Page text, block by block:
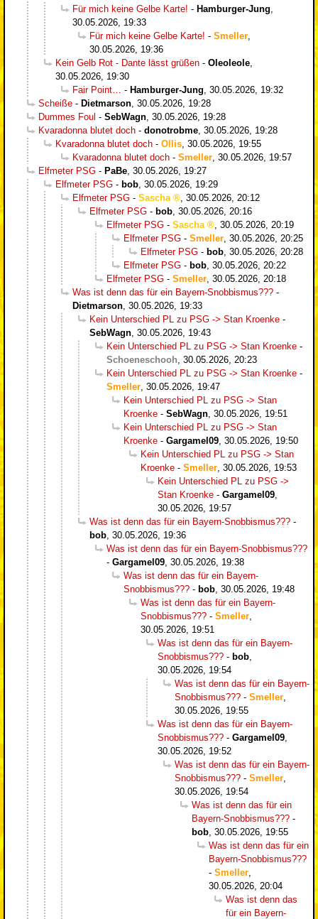
Für mich keine Gelbe Karte! - Hamburger-Jung
30.05.2026, 19:33
Für mich keine Gelbe Karte! - Smeller
30.05.2026, 19:36
Kein Gelb Rot - Dante lässt grüßen - Oleoleole
30.05.2026, 19:30
Fair Point…
- Hamburger-Jung 30.05.2026, 19:32
Scheiße - Dietmarson 30.05.2026, 19:28
Dummes Foul - SebWagn 30.05.2026, 19:28
Kvaradonna blutet doch - donotrobme 30.05.2026, 19:28
Kvaradonna blutet doch - Ollis 30.05.2026, 19:55
Kvaradonna blutet doch - Smeller 30.05.2026, 19:57
Elfmeter PSG - PaBe 30.05.2026, 19:27
Elfmeter PSG - bob 30.05.2026, 19:29
Elfmeter PSG - Sascha
30.05.2026, 20:12
Elfmeter PSG - bob 30.05.2026, 20:16
Elfmeter PSG - Sascha
30.05.2026, 20:19
Elfmeter PSG - Smeller 30.05.2026, 20:25
Elfmeter PSG - bob 30.05.2026, 20:28
Elfmeter PSG - bob 30.05.2026, 20:22
Elfmeter PSG - Smeller 30.05.2026, 20:18
Was ist denn das für ein Bayern-Snobbismus??? -
Dietmarson 30.05.2026, 19:33
Kein Unterschied PL zu PSG -> Stan Kroenke -
SebWagn 30.05.2026, 19:43
Kein Unterschied PL zu PSG -> Stan Kroenke -
Schoeneschooh 30.05.2026, 20:23
Kein Unterschied PL zu PSG -> Stan Kroenke -
Smeller 30.05.2026, 19:47
Kein Unterschied PL zu PSG -> Stan
Kroenke - SebWagn 30.05.2026, 19:51
Kein Unterschied PL zu PSG -> Stan
Kroenke - Gargamel09 30.05.2026, 19:50
Kein Unterschied PL zu PSG -> Stan
Kroenke - Smeller 30.05.2026, 19:53
Kein Unterschied PL zu PSG ->
Stan Kroenke - Gargamel09
30.05.2026, 19:57
Was ist denn das für ein Bayern-Snobbismus??? -
bob 30.05.2026, 19:36
Was ist denn das für ein Bayern-Snobbismus???
- Gargamel09 30.05.2026, 19:38
Was ist denn das für ein Bayern-
Snobbismus??? - bob 30.05.2026, 19:48
Was ist denn das für ein Bayern-
Snobbismus??? - Smeller
30.05.2026, 19:51
Was ist denn das für ein Bayern-
Snobbismus??? - bob
30.05.2026, 19:54
Was ist denn das für ein Bayern-
Snobbismus??? - Smeller
30.05.2026, 19:55
Was ist denn das für ein Bayern-
Snobbismus??? - Gargamel09
30.05.2026, 19:52
Was ist denn das für ein Bayern-
Snobbismus??? - Smeller
30.05.2026, 19:54
Was ist denn das für ein
Bayern-Snobbismus??? -
bob 30.05.2026, 19:55
Was ist denn das für ein
Bayern-Snobbismus???
- Smeller
30.05.2026, 20:04
Was ist denn das
für ein Bayern-